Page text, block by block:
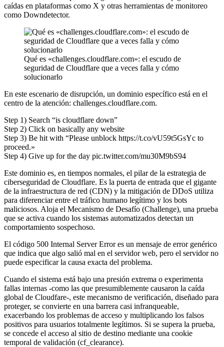
caídas en plataformas como X y otras herramientas de monitoreo
como Downdetector.
Qué es «challenges.cloudflare.com»: el escudo de
seguridad de Cloudflare que a veces falla y cómo
solucionarlo
En este escenario de disrupción, un dominio específico está en el
centro de la atención: challenges.cloudflare.com.
Step 1) Search “is cloudflare down”
Step 2) Click on basically any website
Step 3) Be hit with “Please unblock https://t.co/vU59t5GsYc to
proceed.»
Step 4) Give up for the day pic.twitter.com/mu30M9bS94
Este dominio es, en tiempos normales, el pilar de la estrategia de
ciberseguridad de Cloudflare. Es la puerta de entrada que el gigante
de la infraestructura de red (CDN) y la mitigación de DDoS utiliza
para diferenciar entre el tráfico humano legítimo y los bots
maliciosos. Aloja el Mecanismo de Desafío (Challenge), una prueba
que se activa cuando los sistemas automatizados detectan un
comportamiento sospechoso.
El código 500 Internal Server Error es un mensaje de error genérico
que indica que algo salió mal en el servidor web, pero el servidor no
puede especificar la causa exacta del problema.
Cuando el sistema está bajo una presión extrema o experimenta
fallas internas -como las que presumiblemente causaron la caída
global de Cloudfare-, este mecanismo de verificación, diseñado para
proteger, se convierte en una barrera casi infranqueable,
exacerbando los problemas de acceso y multiplicando los falsos
positivos para usuarios totalmente legítimos. Si se supera la prueba,
se concede el acceso al sitio de destino mediante una cookie
temporal de validación (cf_clearance).